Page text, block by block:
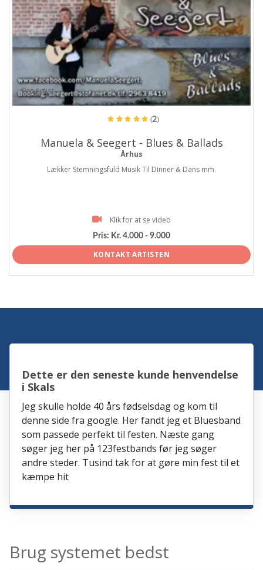
ProArtist
(2)
Manuela & Seegert - Blues & Ballads
Århus
Lækker Stemningsfuld Musik Til Dinner & Dans mm.
Klik for at se video
Pris: Kr. 4.000 - 9.000
KONTAKT ARTISTEN
Dette er den seneste kunde henvendelse
i Skals
Jeg skulle holde 40 års fødselsdag og kom til
denne side fra google. Her fandt jeg et Bluesband
som passede perfekt til festen. Næste gang
søger jeg her på 123festbands før jeg søger
andre steder. Tusind tak for at gøre min fest til et
kæmpe hit
Brug systemet bedst